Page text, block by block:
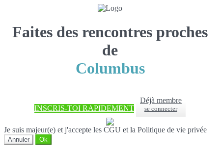
Faites des rencontres proches
de
Columbus
INSCRIS-TOI RAPIDEMENT
Déjà membre
se connecter
Je suis majeur(e) et j'accepte les CGU et la Politique de vie privée
Annuler Ok